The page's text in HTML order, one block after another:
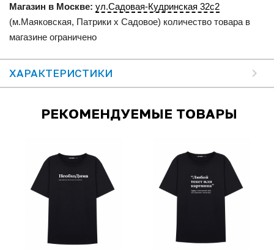
Магазин в Москве: ул.Садовая-Кудринская 32с2
(м.Маяковская, Патрики x Садовое) количество товара в
магазине ограничено
ХАРАКТЕРИСТИКИ
РЕКОМЕНДУЕМЫЕ ТОВАРЫ